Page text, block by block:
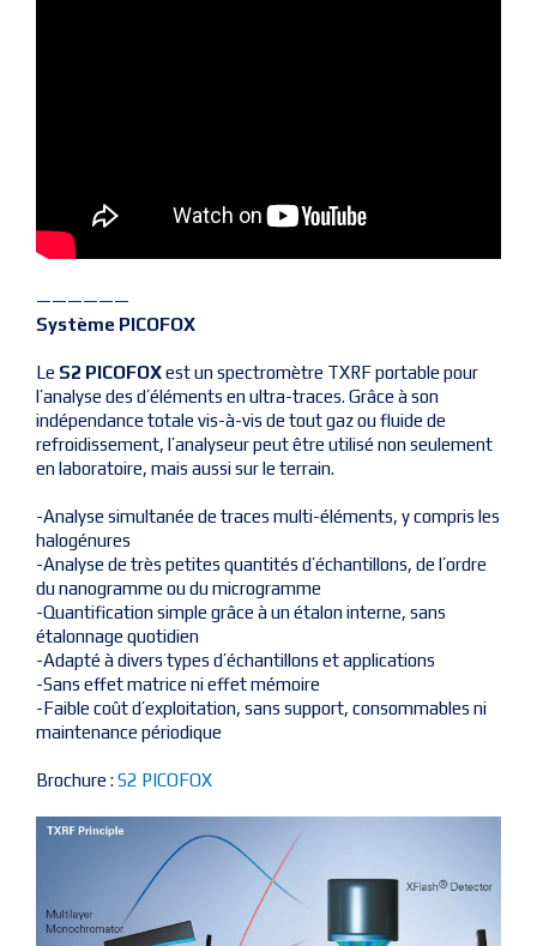
——————
Système PICOFOX
Le S2 PICOFOXest un spectromètre TXRF portable pour
l’analyse des d’éléments en ultra-traces. Grâce à son
indépendance totale vis-à-vis de tout gaz ou fluide de
refroidissement, l’analyseur peut être utilisé non seulement
en laboratoire, mais aussi sur le terrain.
-Analyse simultanée de traces multi-éléments, y compris les
halogénures
-Analyse de très petites quantités d’échantillons, de l’ordre
du nanogramme ou du microgramme
-Quantification simple grâce à un étalon interne, sans
étalonnage quotidien
-Adapté à divers types d’échantillons et applications
-Sans effet matrice ni effet mémoire
-Faible coût d’exploitation, sans support, consommables ni
maintenance périodique
Brochure :S2 PICOFOX